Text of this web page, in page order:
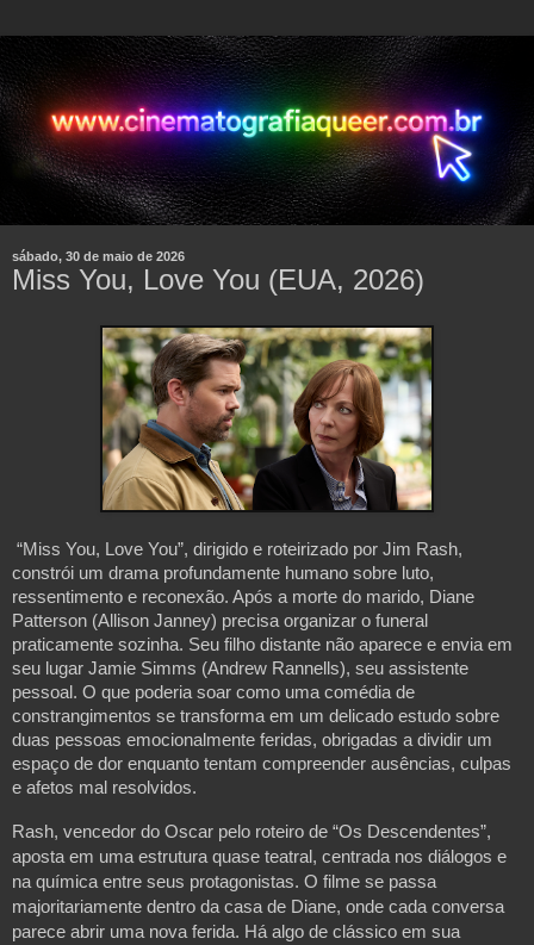
sábado, 30 de maio de 2026
Miss You, Love You (EUA, 2026)
“Miss You, Love You”, dirigido e roteirizado por Jim Rash,
constrói um drama profundamente humano sobre luto,
ressentimento e reconexão. Após a morte do marido, Diane
Patterson (Allison Janney) precisa organizar o funeral
praticamente sozinha. Seu filho distante não aparece e envia em
seu lugar Jamie Simms (Andrew Rannells), seu assistente
pessoal. O que poderia soar como uma comédia de
constrangimentos se transforma em um delicado estudo sobre
duas pessoas emocionalmente feridas, obrigadas a dividir um
espaço de dor enquanto tentam compreender ausências, culpas
e afetos mal resolvidos.
Rash, vencedor do Oscar pelo roteiro de “Os Descendentes”,
aposta em uma estrutura quase teatral, centrada nos diálogos e
na química entre seus protagonistas. O filme se passa
majoritariamente dentro da casa de Diane, onde cada conversa
parece abrir uma nova ferida. Há algo de clássico em sua